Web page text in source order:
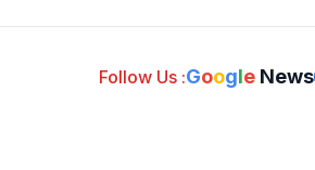
Follow Us :Google News